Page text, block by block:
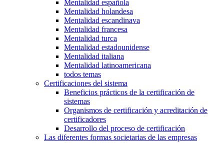
Mentalidad española
Mentalidad holandesa
Mentalidad escandinava
Mentalidad francesa
Mentalidad turca
Mentalidad estadounidense
Mentalidad italiana
Mentalidad latinoamericana
todos temas
Certificaciones del sistema
Beneficios prácticos de la certificación de
sistemas
Organismos de certificación y acreditación de
certificadores
Desarrollo del proceso de certificación
Las diferentes formas societarias de las empresas